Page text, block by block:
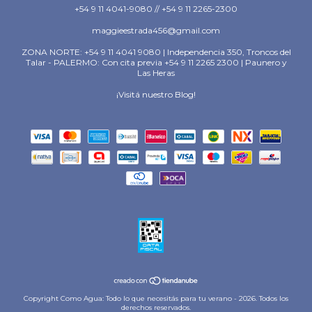
+54 9 11 4041-9080 // +54 9 11 2265-2300
maggieestrada456@gmail.com
ZONA NORTE: +54 9 11 4041 9080 | Independencia 350, Troncos del
Talar - PALERMO: Con cita previa +54 9 11 2265 2300 | Paunero y
Las Heras
¡Visitá nuestro Blog!
Copyright Como Agua: Todo lo que necesitás para tu verano - 2026. Todos los
derechos reservados.